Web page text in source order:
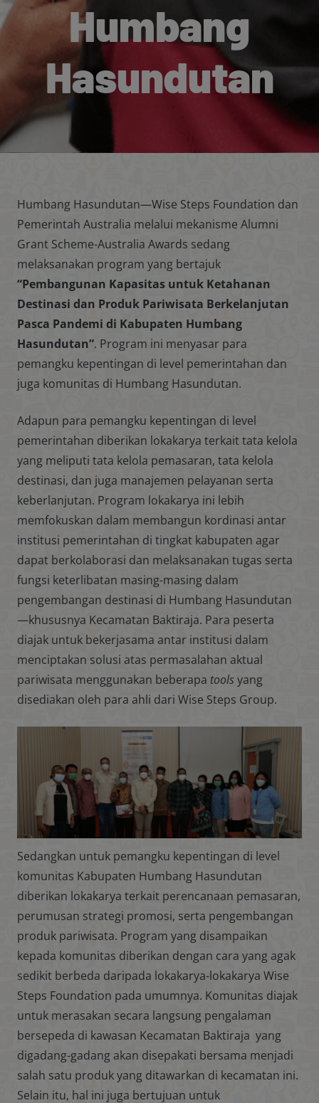
Humbang
Hasundutan
Humbang Hasundutan—Wise Steps Foundation dan
Pemerintah Australia melalui mekanisme Alumni
Grant Scheme-Australia Awards sedang
melaksanakan program yang bertajuk
“Pembangunan Kapasitas untuk Ketahanan
Destinasi dan Produk Pariwisata Berkelanjutan
Pasca Pandemi di Kabupaten Humbang
Hasundutan”. Program ini menyasar para
pemangku kepentingan di level pemerintahan dan
juga komunitas di Humbang Hasundutan.
Adapun para pemangku kepentingan di level
pemerintahan diberikan lokakarya terkait tata kelola
yang meliputi tata kelola pemasaran, tata kelola
destinasi, dan juga manajemen pelayanan serta
keberlanjutan. Program lokakarya ini lebih
memfokuskan dalam membangun kordinasi antar
institusi pemerintahan di tingkat kabupaten agar
dapat berkolaborasi dan melaksanakan tugas serta
fungsi keterlibatan masing-masing dalam
pengembangan destinasi di Humbang Hasundutan
—khususnya Kecamatan Baktiraja. Para peserta
diajak untuk bekerjasama antar institusi dalam
menciptakan solusi atas permasalahan aktual
pariwisata menggunakan beberapa toolsyang
disediakan oleh para ahli dari Wise Steps Group.
Sedangkan untuk pemangku kepentingan di level
komunitas Kabupaten Humbang Hasundutan
diberikan lokakarya terkait perencanaan pemasaran,
perumusan strategi promosi, serta pengembangan
produk pariwisata. Program yang disampaikan
kepada komunitas diberikan dengan cara yang agak
sedikit berbeda daripada lokakarya-lokakarya Wise
Steps Foundation pada umumnya. Komunitas diajak
untuk merasakan secara langsung pengalaman
bersepeda di kawasan Kecamatan Baktiraja yang
digadang-gadang akan disepakati bersama menjadi
salah satu produk yang ditawarkan di kecamatan ini.
Selain itu, hal ini juga bertujuan untuk